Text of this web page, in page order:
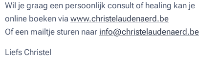
Wil je graag een persoonlijk consult of healing kan je
online boeken via www.christelaudenaerd.be
Of een mailtje sturen naar info@christelaudenaerd.be
Liefs Christel ♥